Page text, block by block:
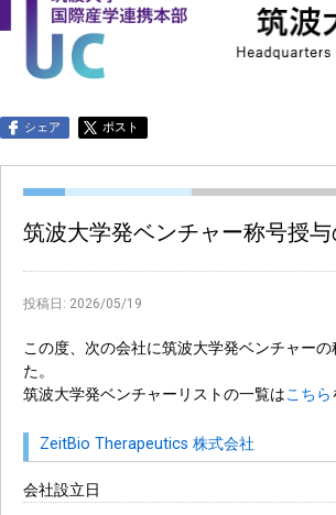
国際産学連携
本部について
国際産学連携
本部公募事業
シェア ポスト
筑波大学発ベンチャー称号授
投稿日: 2026/05/19
この度、次の会社に筑波大学発ベンチャー
た。
筑波大学発ベンチャーリストの一覧はこちら
ZeitBio Therapeutics 株式会社
会社設立日